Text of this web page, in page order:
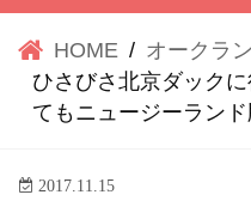
HOME
オークラ
ひさびさ北京ダック
てもニュージーラン
2017.11.15